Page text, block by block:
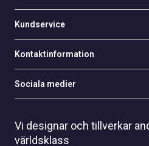
Kundservice
Kontaktinformation
Sociala medier
Vi designar och tillverkar
världsklass